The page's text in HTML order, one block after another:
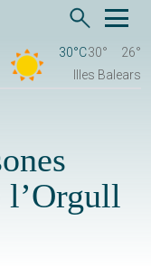
30°C30°
26°
Illes Balears
l’Orgull